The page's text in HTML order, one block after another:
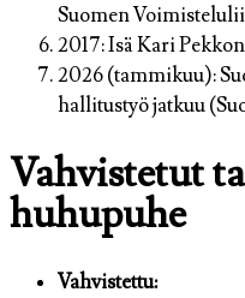
Suomen
2017: Isä Kari
2026 (tammikuu):
hallitustyö jatkuu
Vahvistetut
huhupuhe
Vahvistettu: